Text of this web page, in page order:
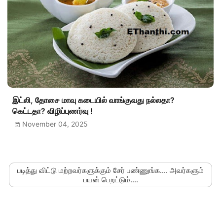
இட்லி, தோசை மாவு கடையில் வாங்குவது நல்லதா?
கெட்டதா? விழிப்புணர்வு !
November 04, 2025
படித்து விட்டு மற்றவர்களுக்கும் சேர் பண்ணுங்க.... அவர்களும்
பயன் பெறட்டும்....